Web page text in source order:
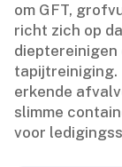
om GFT,
richt zich op
dieptereinigen
tapijtreiniging.​
erkende
slimme
voor